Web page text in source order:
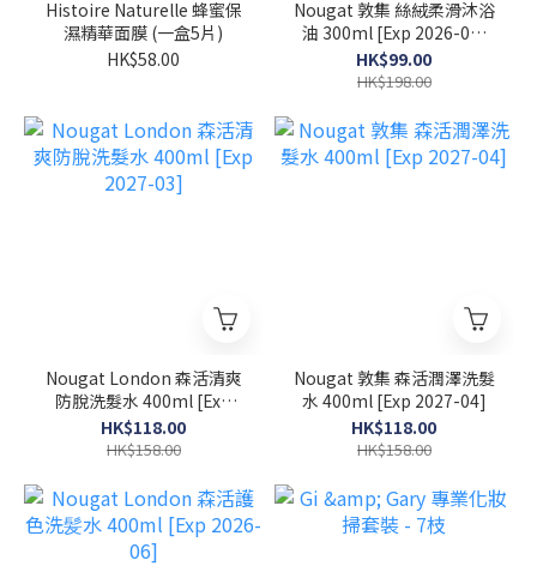
Histoire Naturelle 蜂蜜保
濕精華面膜 (一盒5片)
HK$58.00
Nougat 敦集 絲絨柔滑沐浴
油 300ml [Exp 2026-07-
30]
HK$99.00
HK$198.00
Nougat London 森活清爽
防脫洗髮水 400ml [Exp
2027-03]
HK$118.00
HK$158.00
Nougat 敦集 森活潤澤洗髮
水 400ml [Exp 2027-04]
HK$118.00
HK$158.00